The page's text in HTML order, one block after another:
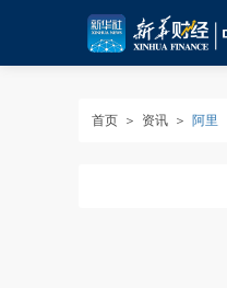
首页 ＞ 资讯 ＞ 阿里